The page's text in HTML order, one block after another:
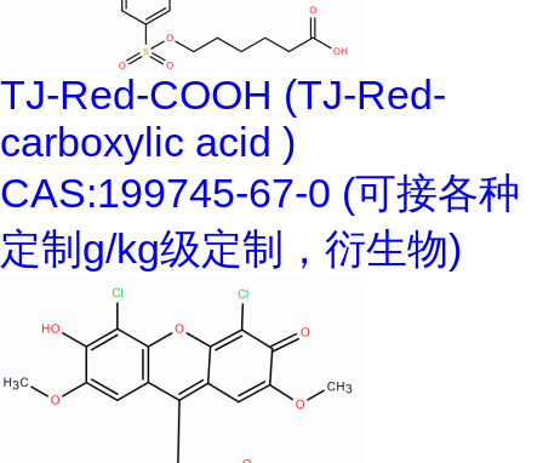
TJ-Red-COOH (TJ-Red-
carboxylic acid )
CAS:199745-67-0 (可接各种
定制g/kg级定制，衍生物)